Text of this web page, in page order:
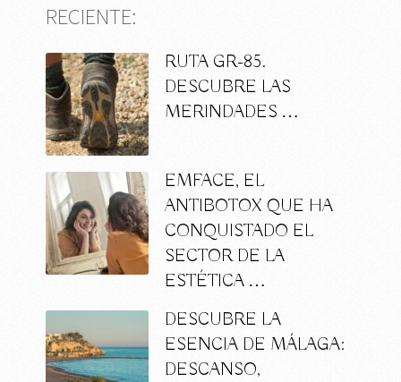
RECIENTE:
RUTA GR-85.
DESCUBRE LAS
MERINDADES …
EMFACE, EL
ANTIBOTOX QUE HA
CONQUISTADO EL
SECTOR DE LA
ESTÉTICA …
DESCUBRE LA
ESENCIA DE MÁLAGA:
DESCANSO,